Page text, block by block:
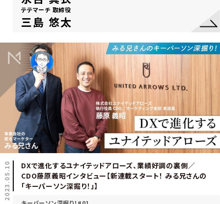
テテマーチ 取締役
三島 悠太
2023.05.10
DXで進化するユナイテッドアローズ、業績好調の裏側／
CDO藤原義昭インタビュー【新連載スタート！ みる兄さんの
「キーパーソン深掘り！」】